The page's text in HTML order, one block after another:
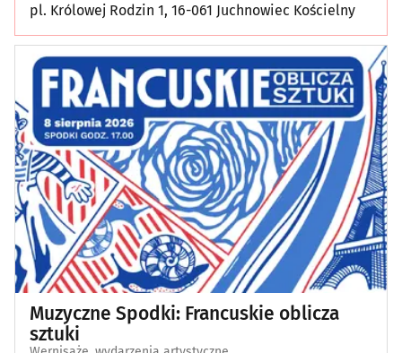
pl. Królowej Rodzin 1, 16-061 Juchnowiec Kościelny
Muzyczne Spodki: Francuskie oblicza
sztuki